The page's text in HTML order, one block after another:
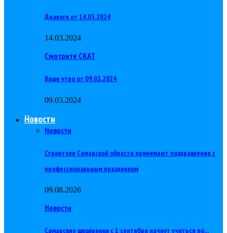
Диалоги от 14.03.2024
14.03.2024
Смотрите СКАТ
Ваше утро от 09.03.2024
09.03.2024
Новости
Новости
Строители Самарской области принимают поздравления с
профессиональным праздником
09.08.2026
Новости
Самарские школьники с 1 сентября начнут учиться по…